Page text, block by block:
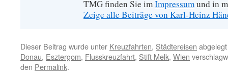
TMG finden Sie imImpressumund in
Zeige alle Beiträge von Karl-Heinz
Dieser Beitrag wurde unter Kreuzfahrten, Städtereisen
Donau, Esztergom, Flusskreuzfahrt, Stift Melk, Wien
den Permalink.